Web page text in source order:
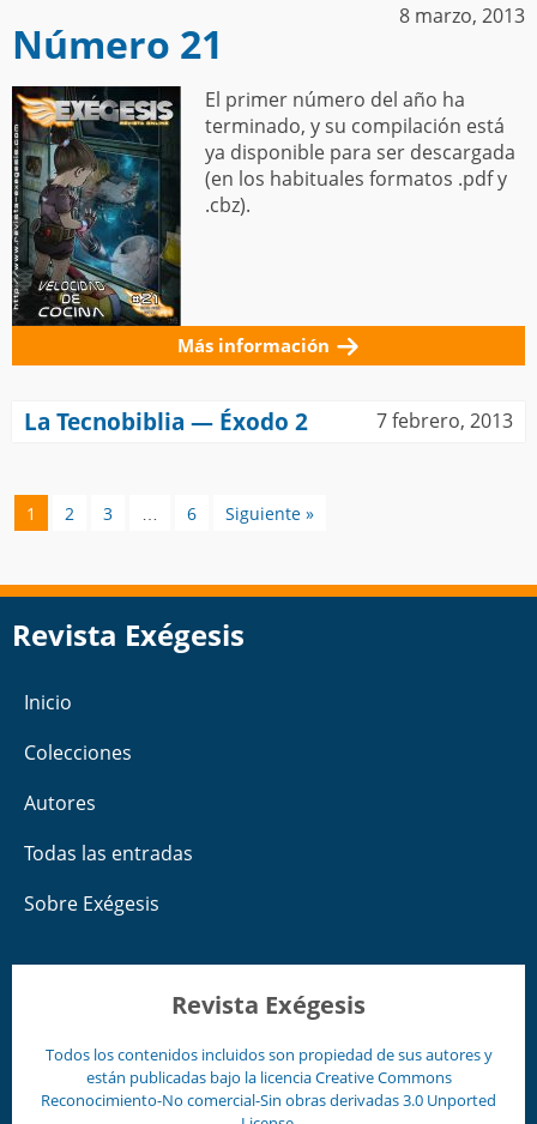
Número 21
8 marzo, 2013
El primer número del año ha
terminado, y su compilación está
ya disponible para ser descargada
(en los habituales formatos .pdf y
.cbz).
Más información
La Tecnobiblia — Éxodo 2 7 febrero, 2013
1 2 3 … 6 Siguiente »
Revista Exégesis
Inicio
Colecciones
Autores
Todas las entradas
Sobre Exégesis
Revista Exégesis
Todos los contenidos incluidos son propiedad de sus autores y
están publicadas bajo la licenciaCreative Commons
Reconocimiento-No comercial-Sin obras derivadas 3.0 Unported